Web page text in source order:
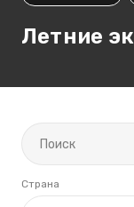
Летние
Страна